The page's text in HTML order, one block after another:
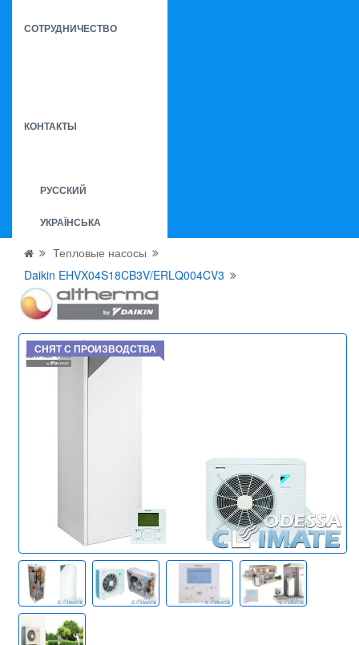
СОТРУДНИЧЕСТВО
КОНТАКТЫ
РУССКИЙ
УКРАЇНСЬКА
Тепловые насосы
Daikin EHVX04S18CB3V/ERLQ004CV3
СНЯТ С ПРОИЗВОДСТВА